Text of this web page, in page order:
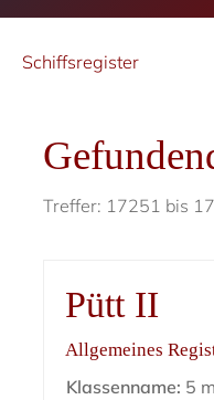
Schiffsregister
Treffer: 17251 bis
Pütt II
Allgemeines
Klassenname: 5